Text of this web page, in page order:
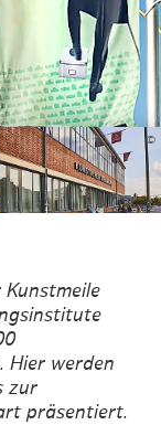
©
Hier werden
zur
präsentiert.